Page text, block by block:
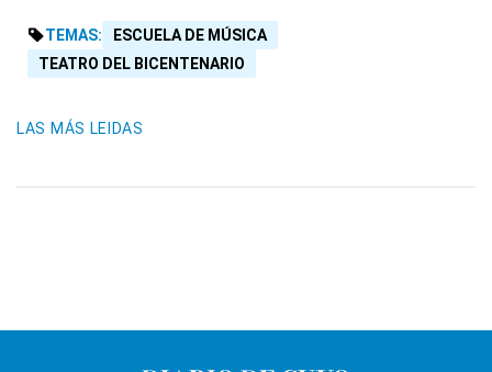
TEMAS:
ESCUELA DE MÚSICA
TEATRO DEL BICENTENARIO
LAS MÁS LEIDAS